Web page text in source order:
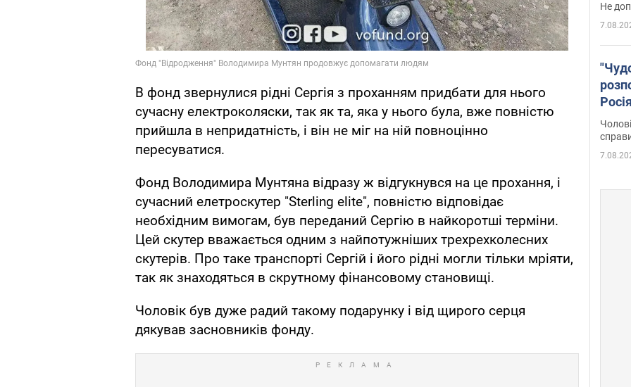
В фонд звернулися рідні Сергія з проханням придбати для нього
сучасну електроколяски, так як та, яка у нього була, вже повністю
прийшла в непридатність, і він не міг на ній повноцінно
пересуватися.
Фонд Володимира Мунтяна відразу ж відгукнувся на це прохання, і
сучасний елетроскутер "Sterling elite", повністю відповідає
необхідним вимогам, був переданий Сергію в найкоротші терміни.
Цей скутер вважається одним з найпотужніших трехрехколесних
скутерів. Про таке транспорті Сергій і його рідні могли тільки мріяти,
так як знаходяться в скрутному фінансовому становищі.
Чоловік був дуже радий такому подарунку і від щирого серця
дякував засновників фонду.
Не
Фото